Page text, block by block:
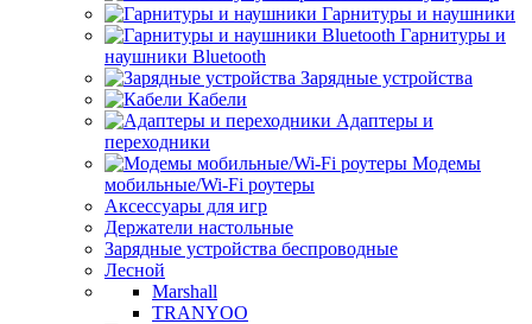
Гарнитуры и наушники
Гарнитуры и
наушники Bluetooth
Зарядные устройства
Кабели
Адаптеры и
переходники
Модемы
мобильные/Wi-Fi роутеры
Аксессуары для игр
Держатели настольные
Зарядные устройства беспроводные
Лесной
Marshall
TRANYOO